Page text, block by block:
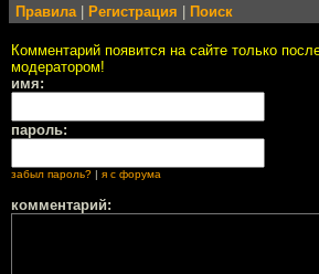
Правила Регистрация Поиск
Комментарий появится на сайте только
модератором!
имя:
пароль:
забыл пароль? | я с форума
комментарий: